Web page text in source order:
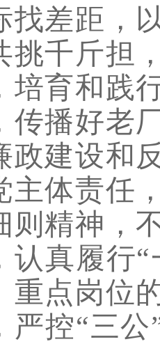
找差距，
挑千斤担
培育和践
传播好老
政建设和
主体责任
则精神，
认真履行“
重点岗位
严控“三公